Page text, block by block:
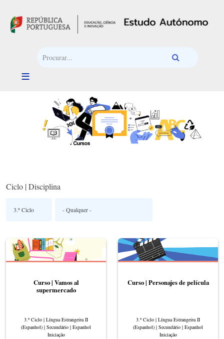
Ciclo | Disciplina
Curso | Vamos al
supermercado
3.º Ciclo | Língua Estrangeira II
(Espanhol) | Secundário | Espanhol
Iniciação
Curso | Personajes de película
3.º Ciclo | Língua Estrangeira II
(Espanhol) | Secundário | Espanhol
Iniciação